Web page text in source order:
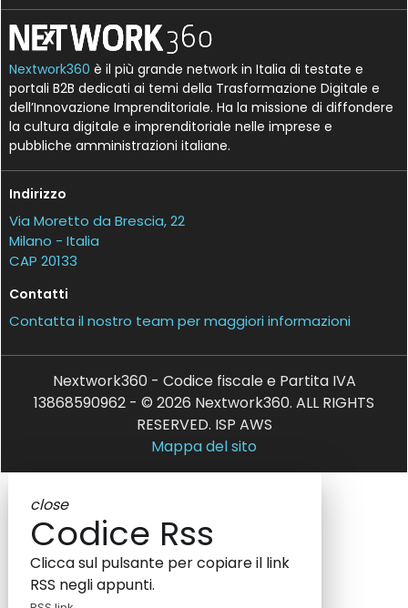
Nextwork360 è il più grande network in Italia di testate e
portali B2B dedicati ai temi della Trasformazione Digitale e
dell’Innovazione Imprenditoriale. Ha la missione di diffondere
la cultura digitale e imprenditoriale nelle imprese e
pubbliche amministrazioni italiane.
Indirizzo
Via Moretto da Brescia, 22
Milano - Italia
CAP 20133
Contatti
Contatta il nostro team per maggiori informazioni
Nextwork360 - Codice fiscale e Partita IVA
13868590962 - © 2026 Nextwork360. ALL RIGHTS
RESERVED. ISP AWS
Mappa del sito
close
Codice Rss
Clicca sul pulsante per copiare il link
RSS negli appunti.